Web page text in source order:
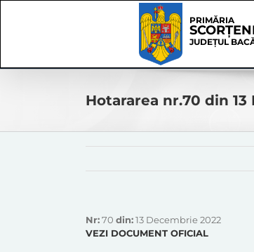
PRIMĂRIA
JUDEȚUL
Hotararea nr.70 din
Nr:70 din:13 Decembrie 2022
VEZI DOCUMENT OFICIAL